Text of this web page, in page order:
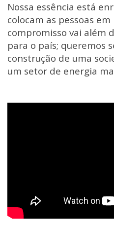
Nossa essência está
colocam as pessoas
compromisso vai além
para o país; queremos
construção de uma
um setor de energia